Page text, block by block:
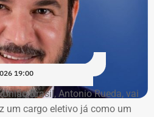
19:00
Brasil, Antonio Rueda, vai
um cargo eletivo já como um